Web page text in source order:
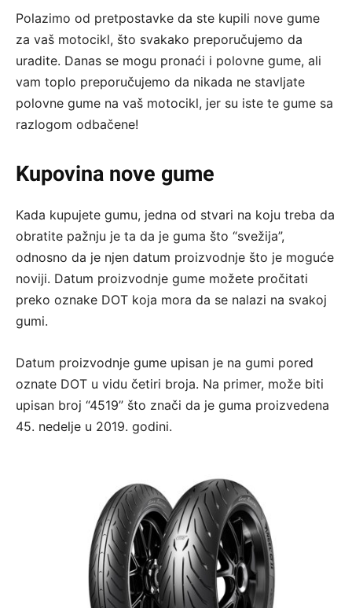
Polazimo od pretpostavke da ste kupili nove gume
za vaš motocikl, što svakako preporučujemo da
uradite. Danas se mogu pronaći i polovne gume, ali
vam toplo preporučujemo da nikada ne stavljate
polovne gume na vaš motocikl, jer su iste te gume sa
razlogom odbačene!
Kupovina nove gume
Kada kupujete gumu, jedna od stvari na koju treba da
obratite pažnju je ta da je guma što “svežija”,
odnosno da je njen datum proizvodnje što je moguće
noviji. Datum proizvodnje gume možete pročitati
preko oznake DOT koja mora da se nalazi na svakoj
gumi.
Datum proizvodnje gume upisan je na gumi pored
oznate DOT u vidu četiri broja. Na primer, može biti
upisan broj “4519” što znači da je guma proizvedena
45. nedelje u 2019. godini.